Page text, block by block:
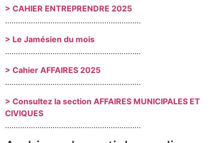
> CAHIER ENTREPRENDRE 2025
………………………………………………………
> Le Jamésien du mois
………………………………………………………
> Cahier AFFAIRES 2025
………………………………………………………
> Consultez la section AFFAIRES MUNICIPALES ET
CIVIQUES
………………………………………………………